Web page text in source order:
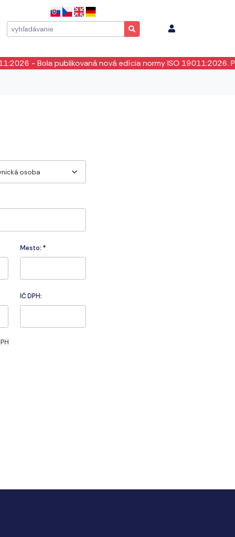
- Bola publikovaná nová edícia normy ISO 19011:2026.
osoba
Mesto: *
IČ DPH: